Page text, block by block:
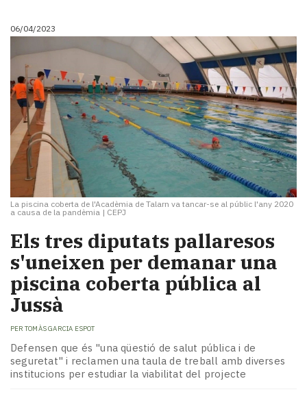
06/04/2023
La piscina coberta de l'Acadèmia de Talarn va tancar-se al públic l'any 2020
a causa de la pandèmia | CEPJ
Els tres diputats pallaresos
s'uneixen per demanar una
piscina coberta pública al
Jussà
PER TOMÀS GARCIA ESPOT
Defensen que és "una qüestió de salut pública i de
seguretat" i reclamen una taula de treball amb diverses
institucions per estudiar la viabilitat del projecte